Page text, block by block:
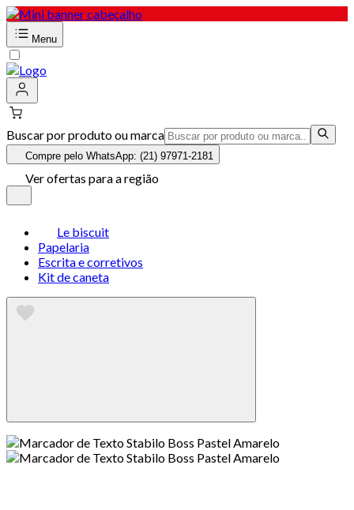
Menu
Buscar por produto ou marca
Compre pelo WhatsApp: (21) 97971-2181
Ver ofertas para a região
Le biscuit
Papelaria
Escrita e corretivos
Kit de caneta